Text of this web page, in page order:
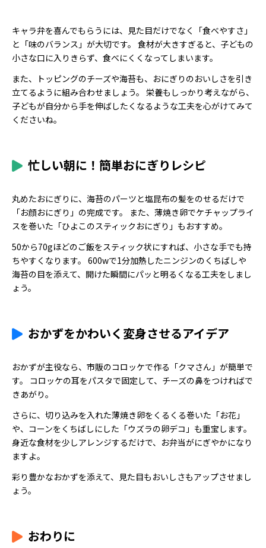
キャラ弁を喜んでもらうには、見た目だけでなく「食べやすさ」
と「味のバランス」が大切です。 食材が大きすぎると、子どもの
小さな口に入りきらず、食べにくくなってしまいます。
また、トッピングのチーズや海苔も、おにぎりのおいしさを引き
立てるように組み合わせましょう。 栄養もしっかり考えながら、
子どもが自分から手を伸ばしたくなるような工夫を心がけてみて
くださいね。
忙しい朝に！簡単おにぎりレシピ
丸めたおにぎりに、海苔のパーツと塩昆布の髪をのせるだけで
「お顔おにぎり」の完成です。 また、薄焼き卵でケチャップライ
スを巻いた「ひよこのスティックおにぎり」もおすすめ。
50から70gほどのご飯をスティック状にすれば、小さな手でも持
ちやすくなります。 600wで1分加熱したニンジンのくちばしや
海苔の目を添えて、開けた瞬間にパッと明るくなる工夫をしまし
ょう。
おかずをかわいく変身させるアイデア
おかずが主役なら、市販のコロッケで作る「クマさん」が簡単で
す。 コロッケの耳をパスタで固定して、チーズの鼻をつければで
きあがり。
さらに、切り込みを入れた薄焼き卵をくるくる巻いた「お花」
や、コーンをくちばしにした「ウズラの卵デコ」も重宝します。
身近な食材を少しアレンジするだけで、お弁当がにぎやかになり
ますよ。
彩り豊かなおかずを添えて、見た目もおいしさもアップさせまし
ょう。
おわりに